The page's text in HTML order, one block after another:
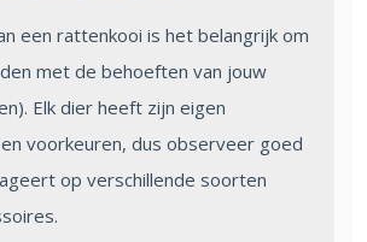
een rattenkooi is het belangrijk om
met de behoeften van jouw
Elk dier heeft zijn eigen
voorkeuren, dus observeer goed
op verschillende soorten